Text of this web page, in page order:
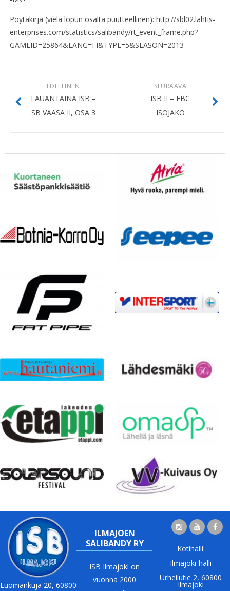
Pöytäkirja (vielä lopun osalta puutteellinen): http://sbl02.lahtis-
enterprises.com/statistics/salibandy/rt_event_frame.php?
GAMEID=25864&LANG=FI&TYPE=5&SEASON=2013
SEURAAVA
ISB II – FBC
ISOJAKO
EDELLINEN
LAUANTAINA ISB –
SB VAASA II, OSA 3
Luomankuja 20, 60800
ILMAJOEN
SALIBANDY RY
ISB Ilmajoki on
vuonna 2000
Kotihalli:
Ilmajoki-halli
Urheilutie 2, 60800
Ilmajoki